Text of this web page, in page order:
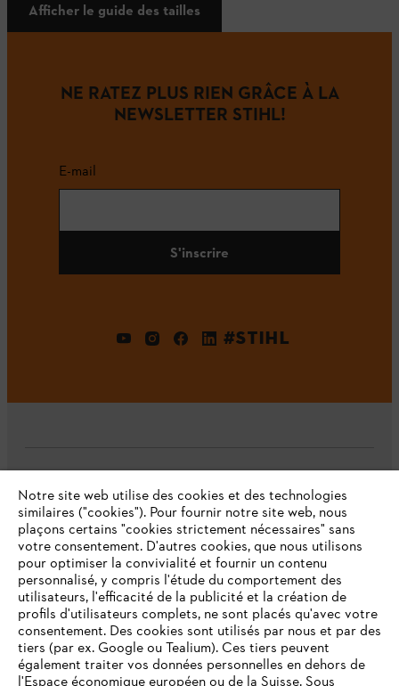
Afficher le guide des tailles
NE RATEZ PLUS RIEN GRÂCE À LA
NEWSLETTER STIHL!
E-mail
S'inscrire
#STIHL
L'Entreprise
Questions fréquentes
Service
Notre site web utilise des cookies et des technologies
similaires ("cookies"). Pour fournir notre site web, nous
plaçons certains "cookies strictement nécessaires" sans
votre consentement. D'autres cookies, que nous utilisons
pour optimiser la convivialité et fournir un contenu
personnalisé, y compris l'étude du comportement des
utilisateurs, l'efficacité de la publicité et la création de
profils d'utilisateurs complets, ne sont placés qu'avec votre
consentement. Des cookies sont utilisés par nous et par des
tiers (par ex. Google ou Tealium). Ces tiers peuvent
également traiter vos données personnelles en dehors de